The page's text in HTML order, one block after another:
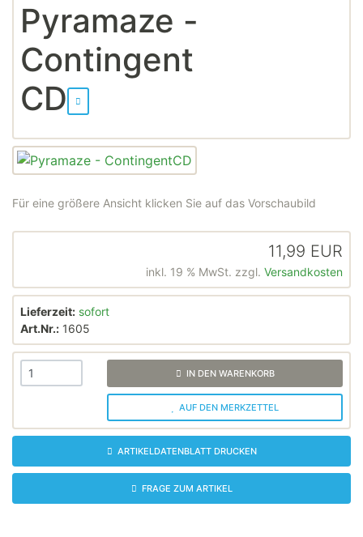
Pyramaze -
Contingent
CD
Für eine größere Ansicht klicken Sie auf das Vorschaubild
11,99 EUR
inkl. 19 % MwSt. zzgl. Versandkosten
Lieferzeit: sofort
Art.Nr.: 1605
IN DEN WARENKORB
AUF DEN MERKZETTEL
ARTIKELDATENBLATT DRUCKEN
FRAGE ZUM ARTIKEL